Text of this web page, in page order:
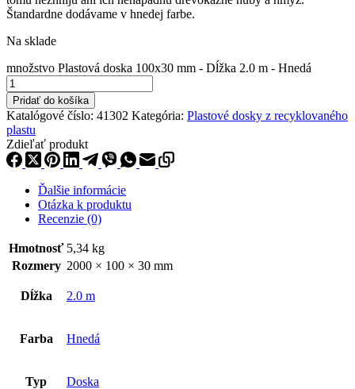
Štandardne dodávame v hnedej farbe.
Na sklade
množstvo Plastová doska 100x30 mm - Dĺžka 2.0 m - Hnedá
Pridať do košíka
Katalógové číslo: 41302 Kategória: Plastové dosky z recyklovaného
plastu
Zdieľať produkt
Ďalšie informácie
Otázka k produktu
Recenzie (0)
Hmotnosť 5,34 kg
Rozmery 2000 × 100 × 30 mm
Dĺžka 2.0 m
Farba Hnedá
Typ Doska